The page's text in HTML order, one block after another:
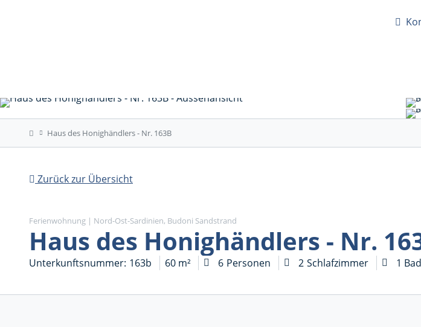
Haus des Honighändlers - Nr. 163B
Zurück zur Übersicht
Ferienwohnung | Nord-Ost-Sardinien, Budoni Sandstrand
Haus des Honighändlers - Nr.
Unterkunftsnummer 163b 60 m² Personen
6 Schlafzimmer
2 1